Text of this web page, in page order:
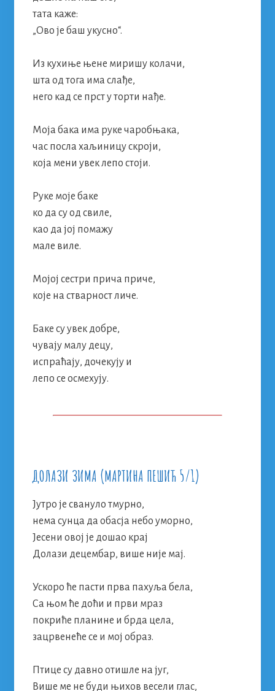
тата каже:
„Ово је баш укусно“.
Из кухиње њене миришу колачи,
шта од тога има слађе,
него кад се прст у торти нађе.
Моја бака има руке чаробњака,
час посла хаљиницу скроји,
која мени увек лепо стоји.
Руке моје баке
ко да су од свиле,
као да јој помажу
мале виле.
Мојој сестри прича приче,
које на стварност личе.
Баке су увек добре,
чувају малу децу,
испраћају, дочекују и
лепо се осмехују.
ДОЛАЗИ ЗИМА (МАРТИНА ПЕШИЋ 5/1)
Јутро је свануло тмурно,
нема сунца да обасја небо уморно,
Јесени овој је дошао крај
Долази децембар, више није мај.
Ускоро ће пасти прва пахуља бела,
Са њом ће доћи и први мраз
покриће планине и брда цела,
зацрвенеће се и мој образ.
Птице су давно отишле на југ,
Више ме не буди њихов весели глас,